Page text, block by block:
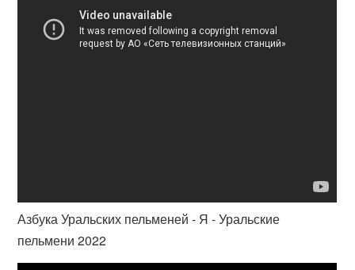
Азбука Уральских пельменей - Я - Уральские
пельмени 2022